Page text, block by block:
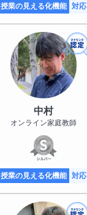
授業の見える化機能 対応
中村
オンライン家庭教師
授業の見える化機能 対応